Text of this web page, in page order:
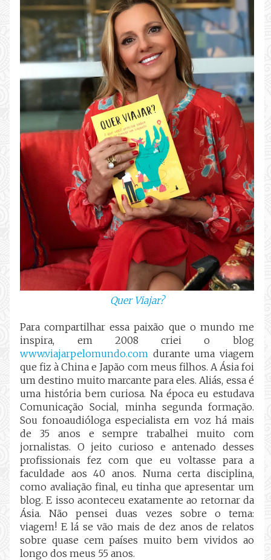
Quer Viajar?
Para compartilhar essa paixão que o mundo me
inspira, em 2008 criei o blog
www.viajarpelomundo.com durante uma viagem
que fiz à China e Japão com meus filhos. A Ásia foi
um destino muito marcante para eles. Aliás, essa é
uma história bem curiosa. Na época eu estudava
Comunicação Social, minha segunda formação.
Sou fonoaudióloga especialista em voz há mais
de 35 anos e sempre trabalhei muito com
jornalistas. O jeito curioso e antenado desses
profissionais fez com que eu voltasse para a
faculdade aos 40 anos. Numa certa disciplina,
como avaliação final, eu tinha que apresentar um
blog. E isso aconteceu exatamente ao retornar da
Ásia. Não pensei duas vezes sobre o tema:
viagem! E lá se vão mais de dez anos de relatos
sobre quase cem países muito bem vividos ao
longo dos meus 55 anos.